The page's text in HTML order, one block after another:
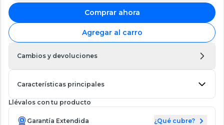
Comprar ahora
Agregar al carro
Cambios y devoluciones
Características principales
Llévalos con tu producto
Garantía Extendida ¿Qué cubre?